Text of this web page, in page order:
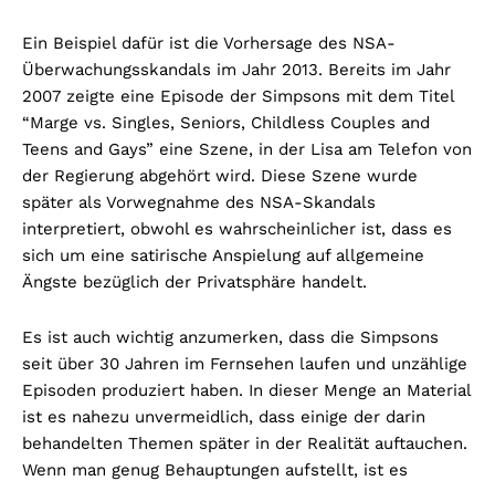
Ein Beispiel dafür ist die Vorhersage des NSA-
Überwachungsskandals im Jahr 2013. Bereits im Jahr
2007 zeigte eine Episode der Simpsons mit dem Titel
“Marge vs. Singles, Seniors, Childless Couples and
Teens and Gays” eine Szene, in der Lisa am Telefon von
der Regierung abgehört wird. Diese Szene wurde
später als Vorwegnahme des NSA-Skandals
interpretiert, obwohl es wahrscheinlicher ist, dass es
sich um eine satirische Anspielung auf allgemeine
Ängste bezüglich der Privatsphäre handelt.
Es ist auch wichtig anzumerken, dass die Simpsons
seit über 30 Jahren im Fernsehen laufen und unzählige
Episoden produziert haben. In dieser Menge an Material
ist es nahezu unvermeidlich, dass einige der darin
behandelten Themen später in der Realität auftauchen.
Wenn man genug Behauptungen aufstellt, ist es